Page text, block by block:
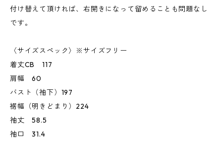
付け替えて頂ければ、右開きになって留めることも問題なし
です。
〈サイズスペック〉※サイズフリー
着丈CB 117
肩幅 60
バスト（袖下）197
裾幅（明きどまり）224
袖丈 58.5
袖口 31.4